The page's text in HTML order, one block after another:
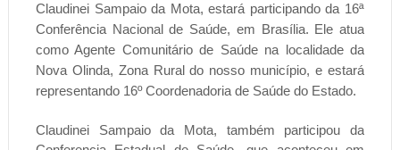
Claudinei Sampaio da Mota, estará participando da 16ª
Conferência Nacional de Saúde, em Brasília. Ele atua
como Agente Comunitário de Saúde na localidade da
Nova Olinda, Zona Rural do nosso município, e estará
representando 16º Coordenadoria de Saúde do Estado.
Claudinei Sampaio da Mota, também participou da